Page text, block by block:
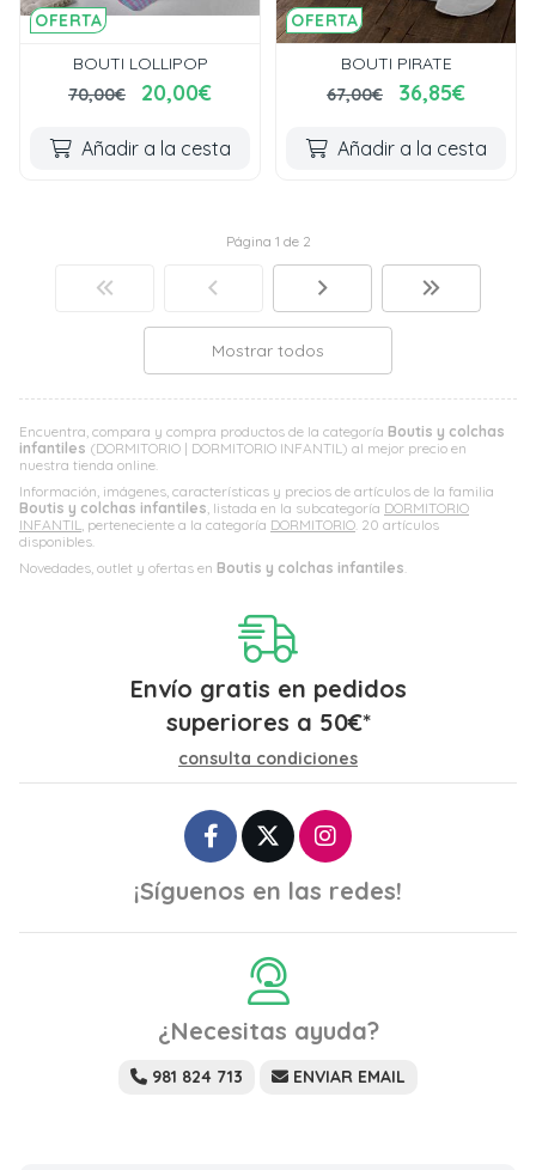
Encuentra, compara y compra productos de la categoría Boutis y colchas
infantiles (DORMITORIO | DORMITORIO INFANTIL) al mejor precio en
nuestra tienda online.
Información, imágenes, características y precios de artículos de la familia
Boutis y colchas infantiles, listada en la subcategoría DORMITORIO
INFANTIL, perteneciente a la categoría DORMITORIO. 20 artículos
disponibles.
Novedades, outlet y ofertas en Boutis y colchas infantiles.
OFERTA
BOUTI LOLLIPOP
70,00€
20,00€
Añadir a la cesta
OFERTA
BOUTI PIRATE
67,00€
36,85€
Añadir a la cesta
Página 1 de 2
Mostrar todos
Envío gratis en pedidos
superiores a 50€*
consulta condiciones
¡Síguenos en las redes!
¿Necesitas ayuda?
981 824 713 ENVIAR EMAIL